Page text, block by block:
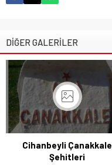
DİĞER GALERİLER
Cihanbeyli Çanakkale
Şehitleri